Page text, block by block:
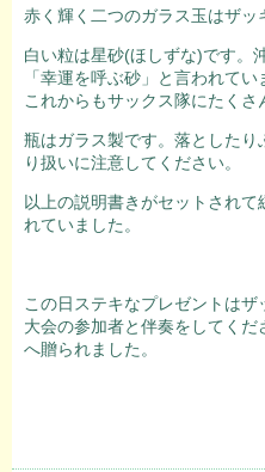
赤く輝く二つのガラス玉はザッ
白い粒は星砂(ほしずな)です。
「幸運を呼ぶ砂」と言われてい
これからもサックス隊にたくさ
瓶はガラス製です。落とした
り扱いに注意してください。
以上の説明書きがセットされ
れていました。
この日ステキなプレゼントは
大会の参加者と伴奏をしてく
へ贈られました。